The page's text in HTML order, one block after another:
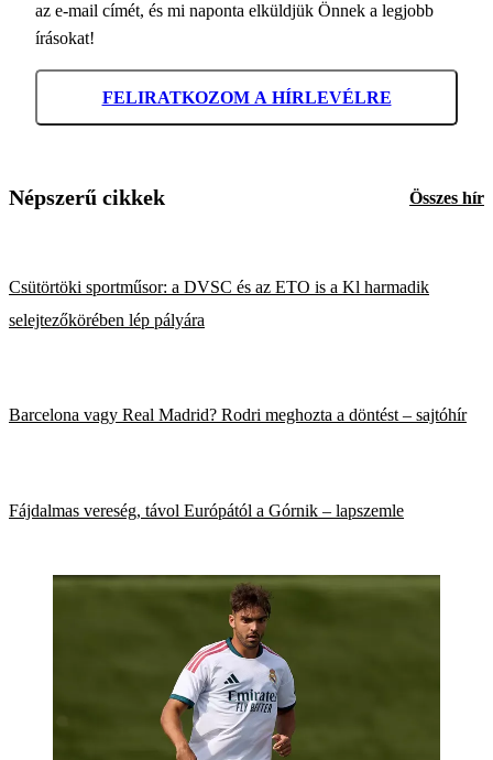
az e-mail címét, és mi naponta elküldjük Önnek a legjobb
írásokat!
FELIRATKOZOM A HÍRLEVÉLRE
Népszerű cikkek Összes hír
Csütörtöki sportműsor: a DVSC és az ETO is a Kl harmadik
selejtezőkörében lép pályára
Barcelona vagy Real Madrid? Rodri meghozta a döntést – sajtóhír
Fájdalmas vereség, távol Európától a Górnik – lapszemle